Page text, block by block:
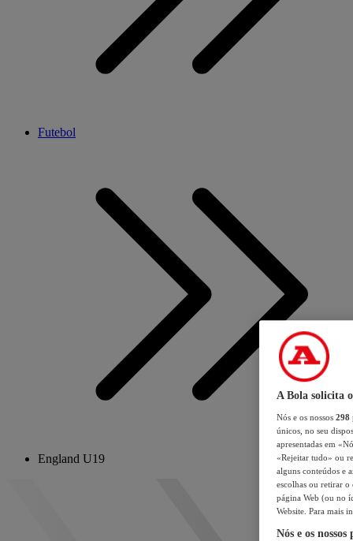
Futebol
England U19
A Bola solicita
Nós e os nossos 298
únicos, no seu
apresentadas em
«Rejeitar tudo» ou
alguns conteúdos e
escolhas ou retirar
página Web (ou no
Website. Para mais
Nós e os